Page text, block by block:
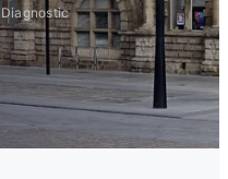
Diagnostic